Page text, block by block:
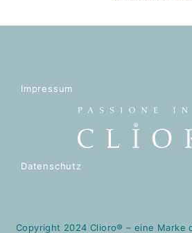
Impressum
Datenschutz
Copyright 2024 Clioro® – eine Marke